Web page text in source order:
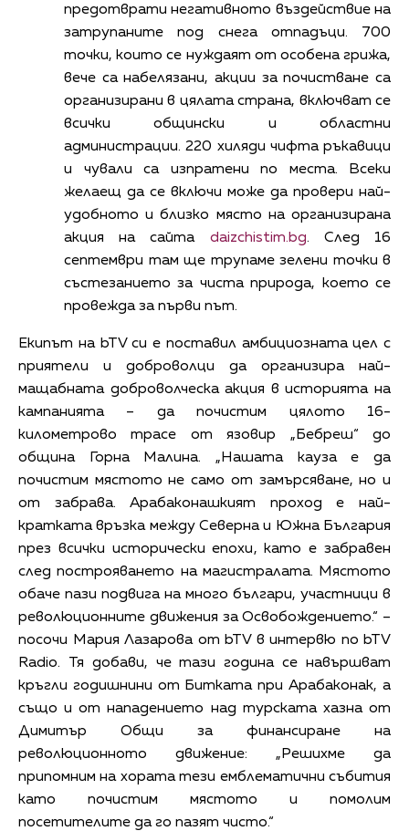
предотврати негативното въздействие на
затрупаните под снега отпадъци. 700
точки, които се нуждаят от особена грижа,
вече са набелязани, акции за почистване са
организирани в цялата страна, включват се
всички общински и областни
администрации. 220 хиляди чифта ръкавици
и чували са изпратени по места. Всеки
желаещ да се включи може да провери най-
удобното и близко място на организирана
акция на сайта daizchistim.bg. След 16
септември там ще трупаме зелени точки в
състезанието за чиста природа, което се
провежда за първи път.
Екипът на bTV си е поставил амбициозната цел с
приятели и доброволци да организира най-
мащабната доброволческа акция в историята на
кампанията – да почистим цялото 16-
километрово трасе от язовир „Бебреш“ до
община Горна Малина. „Нашата кауза е да
почистим мястото не само от замърсяване, но и
от забрава. Арабаконашкият проход е най-
кратката връзка между Северна и Южна България
през всички исторически епохи, като е забравен
след построяването на магистралата. Мястото
обаче пази подвига на много българи, участници в
революционните движения за Освобождението.“ –
посочи Мария Лазарова от bTV в интервю по bTV
Radio. Тя добави, че тази година се навършват
кръгли годишнини от Битката при Арабаконак, а
също и от нападението над турската хазна от
Димитър Общи за финансиране на
революционното движение: „Решихме да
припомним на хората тези емблематични събития
като почистим мястото и помолим
посетителите да го пазят чисто.“